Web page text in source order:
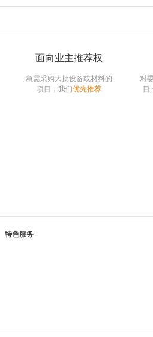
面向业主推荐权
急需采购大批设备或材料的
项目，我们优先推荐
对
目
特色服务